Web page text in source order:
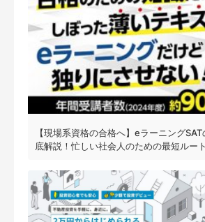
【現場系資格の合格へ】eラーニング
底解説！忙しい社会人のための最短ルート